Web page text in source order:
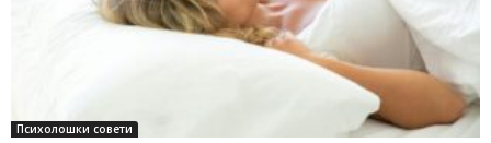
Психолошки совети